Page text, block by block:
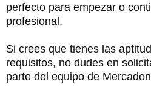
perfecto para empezar o
profesional.
Si crees que tienes las
requisitos, no dudes en
parte del equipo de